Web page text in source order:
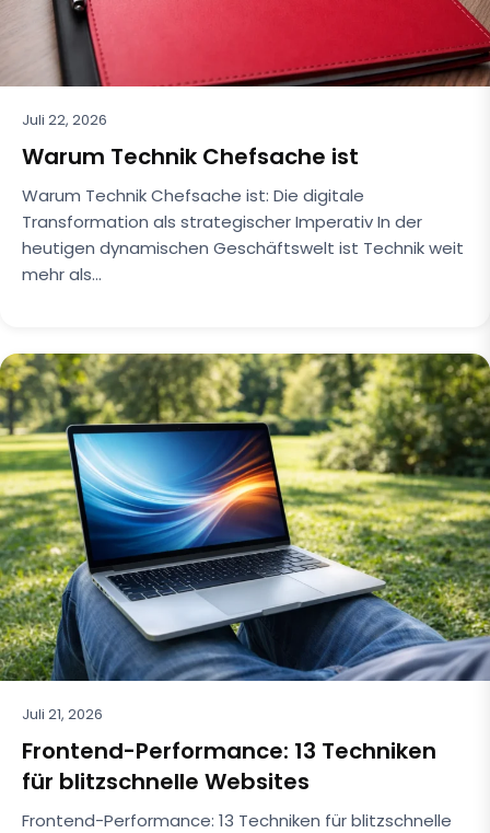
Juli 22, 2026
Warum Technik Chefsache ist
Warum Technik Chefsache ist: Die digitale
Transformation als strategischer Imperativ In der
heutigen dynamischen Geschäftswelt ist Technik weit
mehr als…
Juli 21, 2026
Frontend-Performance: 13 Techniken
für blitzschnelle Websites
Frontend-Performance: 13 Techniken für blitzschnelle